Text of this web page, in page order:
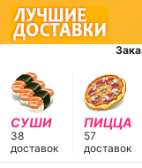
СУШИ
38
доставок
ПИЦЦА
57
доставок